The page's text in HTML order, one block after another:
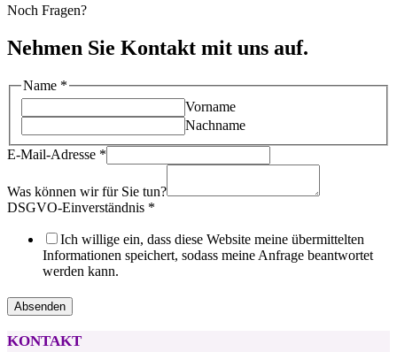
Noch Fragen?
Nehmen Sie Kontakt mit uns auf.
Name *
Vorname
Nachname
E-Mail-Adresse *
Was können wir für Sie tun?
können
DSGVO-
Einverständnis
DSGVO-Einverständnis *
Ich willige ein, dass diese Website meine übermittelten
Informationen speichert, sodass meine Anfrage beantwortet
werden kann.
Absenden
KONTAKT